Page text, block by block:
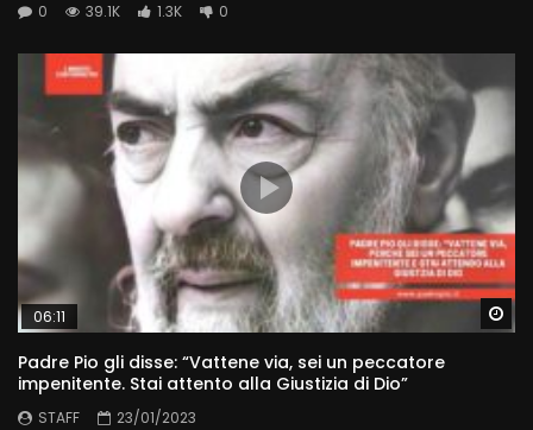
0
39.1K 1.3K 0
06:11
Padre Pio gli disse: “Vattene via, sei un peccatore
impenitente. Stai attento alla Giustizia di Dio”
STAFF
23/01/2023